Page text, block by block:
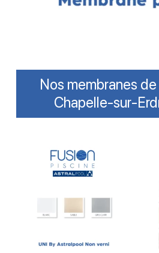
Nos membranes
Chapelle-sur-